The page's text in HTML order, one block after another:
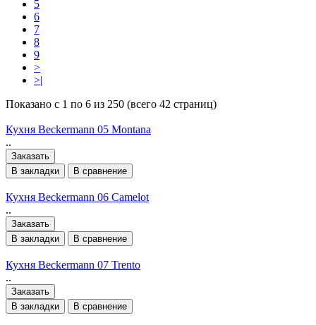
5
6
7
8
9
>
>|
Показано с 1 по 6 из 250 (всего 42 страниц)
Кухня Beckermann 05 Montana
..
Заказать
В закладки
В сравнение
Кухня Beckermann 06 Camelot
..
Заказать
В закладки
В сравнение
Кухня Beckermann 07 Trento
..
Заказать
В закладки
В сравнение